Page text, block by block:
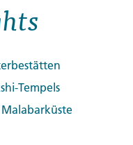
Tempels